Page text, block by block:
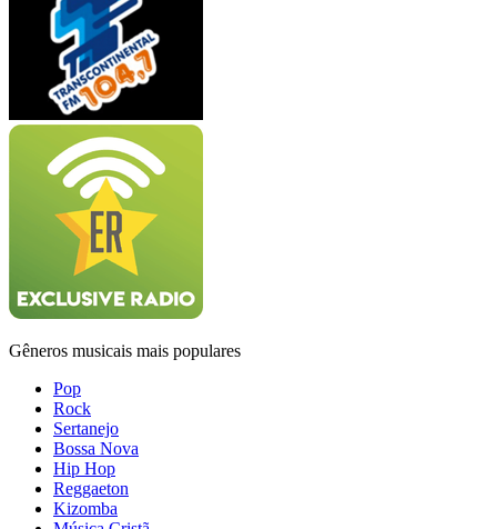
Gêneros musicais mais populares
Pop
Rock
Sertanejo
Bossa Nova
Hip Hop
Reggaeton
Kizomba